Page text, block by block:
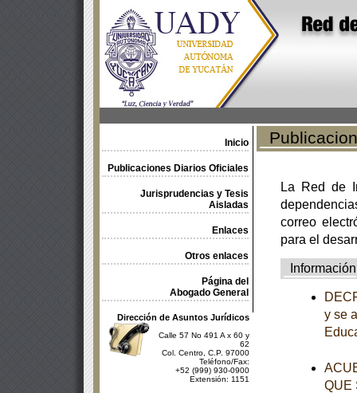
Inicio
Publicaciones Diarios Oficiales
Jurisprudencias y Tesis
Aisladas
Enlaces
Otros enlaces
Página del
Abogado General
Dirección de Asuntos Jurídicos
Calle 57 No 491 A x 60 y
62
Col. Centro, C.P. 97000
Teléfono/Fax:
+52 (999) 930-0900
Extensión: 1151
La Red de
correo
para el
Información
y se
QUE